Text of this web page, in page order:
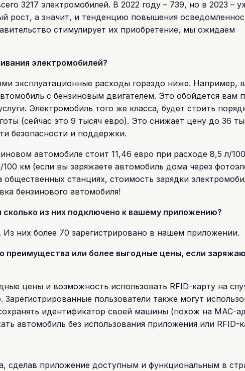
3217 электромобилей. В 2022 году – 739, но в 2023 –
рост, а значит, и тенденцию повышения
стимулирует их приобретение, мы ожидаем
электромобилей?
эксплуатационные расходы гораздо ниже. Например,
с бензиновым двигателем. Это обойдется вам
Электромобиль того же класса, будет стоить
(сейчас это 9 тысяч евро). Это снижает цену до 36
безопасности и поддержки.
автомобиле стоит 11,46 евро при расходе 8,5 л/
км (если вы заряжаете автомобиль дома через
станциях, стоимость зарядки
бензинового автомобиля!
из них подключено к вашему приложению?
Из них более 70 зарегистрировано в нашем приложении.
преимущества или более выгодные цены, если
цены и возможность использовать RFID-карту на
пользователи также могут
идентификатор своей машины (похож на MAC-
автомобиль без использования приложения или RFID-
сделав приложение доступным и функциональным в